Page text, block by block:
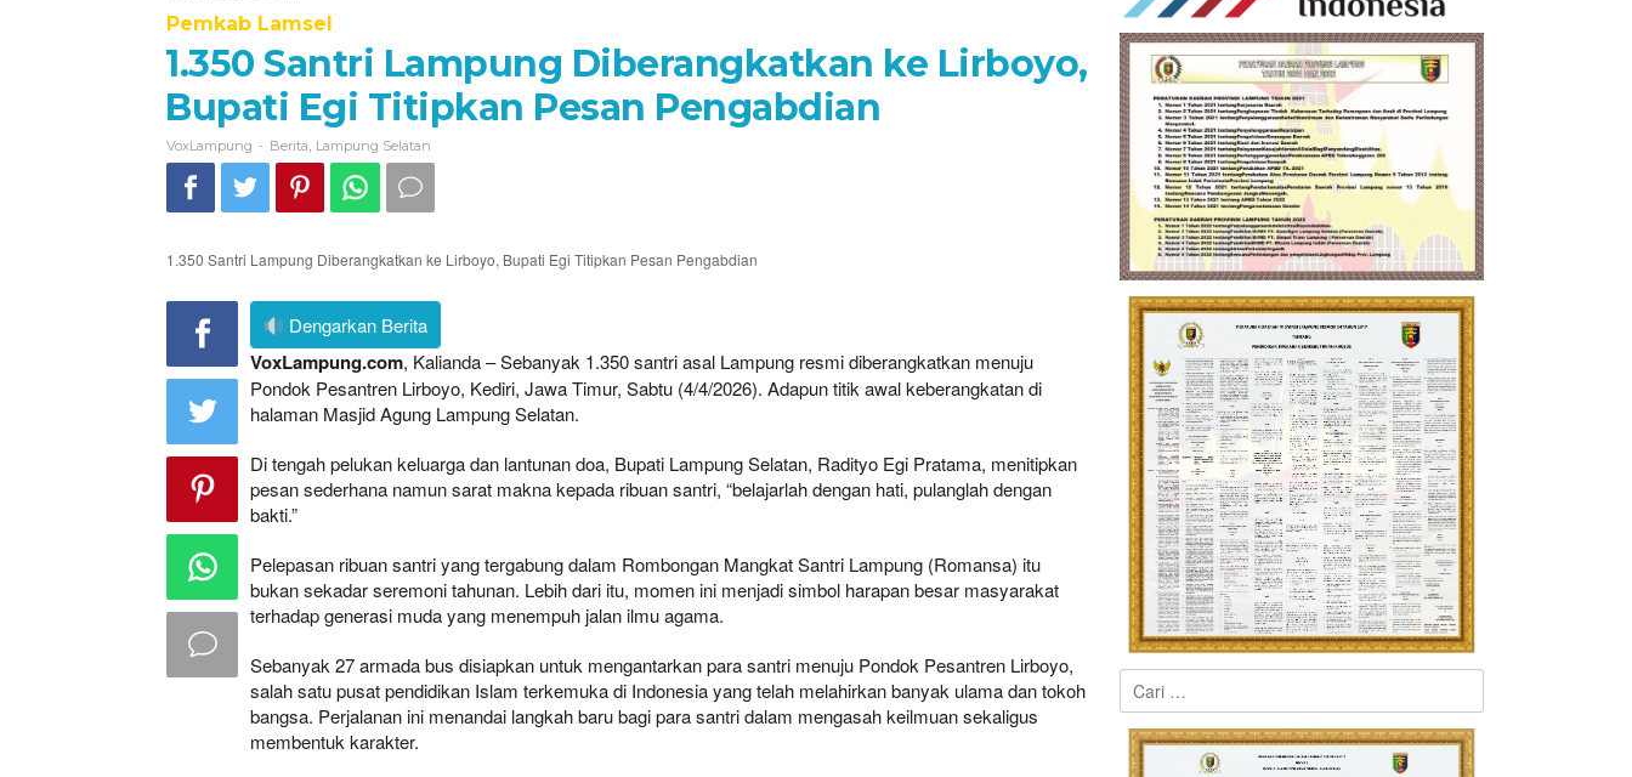
Pemkab Lamsel
1.350 Santri Lampung Diberangkatkan ke Lirboyo,
Bupati Egi Titipkan Pesan Pengabdian
VoxLampung - Berita Lampung Selatan
1.350 Santri Lampung Diberangkatkan ke Lirboyo, Bupati Egi Titipkan Pesan Pengabdian
Dengarkan Berita
VoxLampung.com, Kalianda – Sebanyak 1.350 santri asal Lampung resmi diberangkatkan menuju
Pondok Pesantren Lirboyo, Kediri, Jawa Timur, Sabtu (4/4/2026). Adapun titik awal keberangkatan di
halaman Masjid Agung Lampung Selatan.
Di tengah pelukan keluarga dan lantunan doa, Bupati Lampung Selatan, Radityo Egi Pratama, menitipkan
pesan sederhana namun sarat makna kepada ribuan santri, “belajarlah dengan hati, pulanglah dengan
bakti.”
Pelepasan ribuan santri yang tergabung dalam Rombongan Mangkat Santri Lampung (Romansa) itu
bukan sekadar seremoni tahunan. Lebih dari itu, momen ini menjadi simbol harapan besar masyarakat
terhadap generasi muda yang menempuh jalan ilmu agama.
Sebanyak 27 armada bus disiapkan untuk mengantarkan para santri menuju Pondok Pesantren Lirboyo,
salah satu pusat pendidikan Islam terkemuka di Indonesia yang telah melahirkan banyak ulama dan tokoh
bangsa. Perjalanan ini menandai langkah baru bagi para santri dalam mengasah keilmuan sekaligus
membentuk karakter.
Cari
untuk: